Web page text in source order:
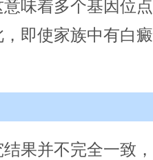
味着多个基因位点
即使家族中有白癜
果并不完全一致，